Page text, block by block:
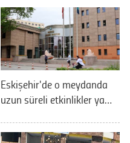
Eskişehir'de o meydanda
uzun süreli etkinlikler ya…